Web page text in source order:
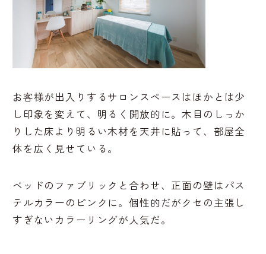
お客様が出入りするサロンスペースはほかとは少
し印象を変えて、明るく開放的に。木目のしっか
りした床より明るい木材を天井に貼って、部屋全
体を広く見せている。
ベッドのファブリックと合わせ、正面の壁はパス
テルカラーのピンクに。個性的だがクセの主張し
すぎないカラーリングが人気だ。